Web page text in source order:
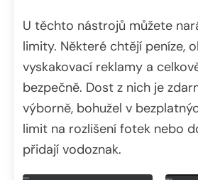
U těchto nástrojů můžete
limity. Některé chtějí peníze,
vyskakovací reklamy a
bezpečně. Dost z nich je
výborně, bohužel v
limit na rozlišení fotek nebo
přidají vodoznak.